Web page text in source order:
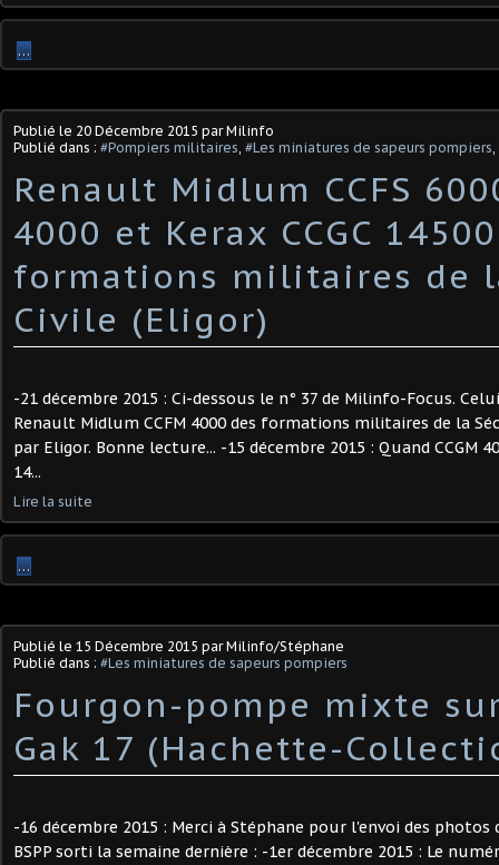
…
Publié le 20 Décembre 2015 par Milinfo
Publié dans : #Pompiers militaires, #Les miniatures de sapeurs pompiers,
Renault Midlum CCFS
4000 et Kerax CCGC
formations militaires de
Civile (Eligor)
-21 décembre 2015 : Ci-dessous le n° 37 de Milinfo-Focus.
Renault Midlum CCFM 4000 des formations militaires de la
par Eligor. Bonne lecture... -15 décembre 2015 : Quand CCGM
14...
Lire la suite
…
Publié le 15 Décembre 2015 par Milinfo/Stéphane
Publié dans : #Les miniatures de sapeurs pompiers
Fourgon-pompe mixte
Gak 17 (Hachette-
-16 décembre 2015 : Merci à Stéphane pour l'envoi des photos
BSPP sorti la semaine dernière : -1er décembre 2015 : Le